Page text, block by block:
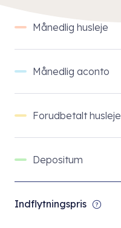
Månedlig husleje
Månedlig aconto
Forudbetalt husleje
Depositum
Indflytningspris